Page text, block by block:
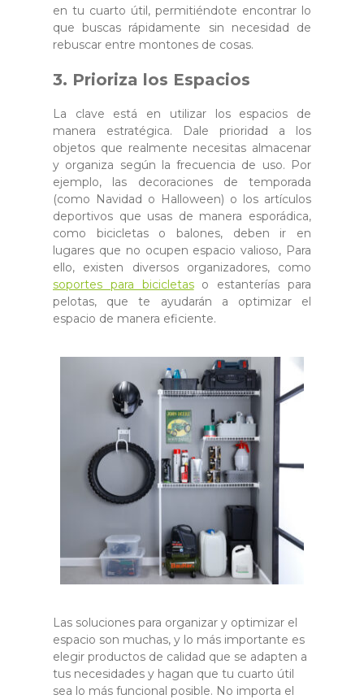
en tu cuarto útil, permitiéndote encontrar lo
que buscas rápidamente sin necesidad de
rebuscar entre montones de cosas.
3. Prioriza los Espacios
La clave está en utilizar los espacios de
manera estratégica. Dale prioridad a los
objetos que realmente necesitas almacenar
y organiza según la frecuencia de uso. Por
ejemplo, las decoraciones de temporada
(como Navidad o Halloween) o los artículos
deportivos que usas de manera esporádica,
como bicicletas o balones, deben ir en
lugares que no ocupen espacio valioso, Para
ello, existen diversos organizadores, como
soportes para bicicletaso estanterías para
pelotas, que te ayudarán a optimizar el
espacio de manera eficiente.
Las soluciones para organizar y optimizar el
espacio son muchas, y lo más importante es
elegir productos de calidad que se adapten a
tus necesidades y hagan que tu cuarto útil
sea lo más funcional posible. No importa el